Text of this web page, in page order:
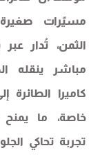
مسيّرات صغيرة
الثمن، تُدار عبر
مباشر ينقله
كاميرا الطائرة
خاصة، ما يمنح
تجربة تحاكي